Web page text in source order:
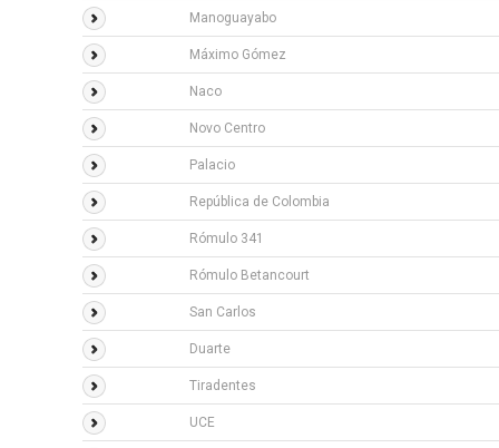
Manoguayabo
Máximo Gómez
Naco
Novo Centro
Palacio
República de Colombia
Rómulo 341
Rómulo Betancourt
San Carlos
Duarte
Tiradentes
UCE